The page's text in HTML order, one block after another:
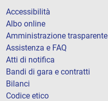
Accessibilità
Albo online
Amministrazione trasparente
Assistenza e FAQ
Atti di notifica
Bandi di gara e contratti
Bilanci
Codice etico